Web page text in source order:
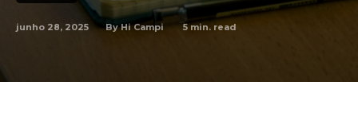
junho 28, 2025 By Hi Campi 5min. read